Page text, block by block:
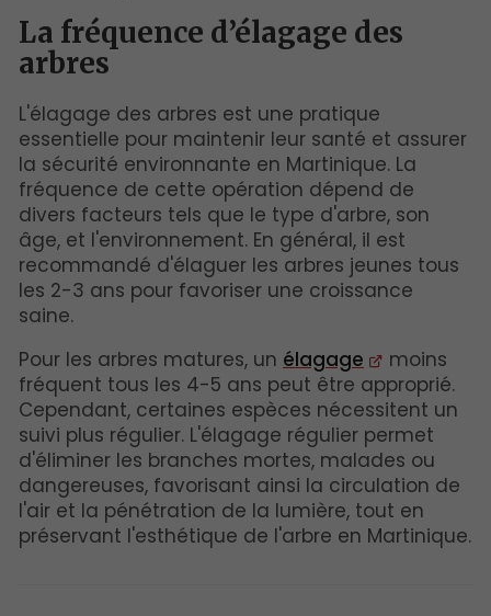
La fréquence d’élagage des
arbres
L'élagage des arbres est une pratique
essentielle pour maintenir leur santé et assurer
la sécurité environnante en Martinique. La
fréquence de cette opération dépend de
divers facteurs tels que le type d'arbre, son
âge, et l'environnement. En général, il est
recommandé d'élaguer les arbres jeunes tous
les 2-3 ans pour favoriser une croissance
saine.
Pour les arbres matures, un élagage
moins
fréquent tous les 4-5 ans peut être approprié.
Cependant, certaines espèces nécessitent un
suivi plus régulier. L'élagage régulier permet
d'éliminer les branches mortes, malades ou
dangereuses, favorisant ainsi la circulation de
l'air et la pénétration de la lumière, tout en
préservant l'esthétique de l'arbre en Martinique.